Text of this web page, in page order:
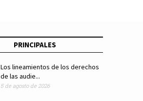
PRINCIPALES
Los lineamientos de los derechos
de las audie...
5 de agosto de 2026